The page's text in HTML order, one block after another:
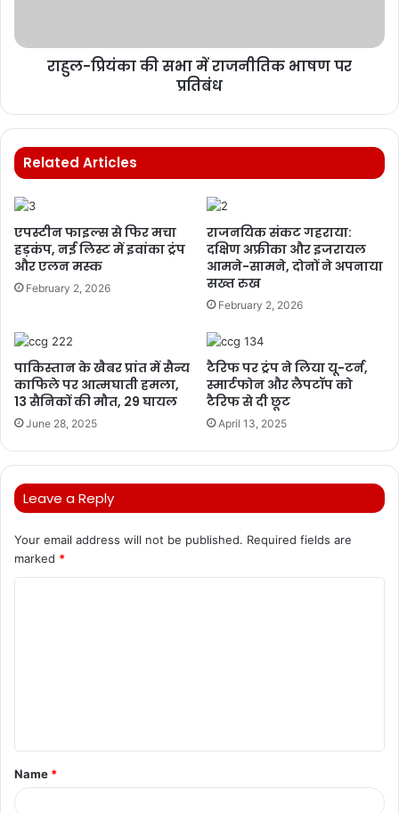
राहुल-प्रियंका की सभा में राजनीतिक भाषण पर
प्रतिबंध
Related Articles
एपस्टीन फाइल्स से फिर मचा
हड़कंप, नई लिस्ट में इवांका ट्रंप
और एलन मस्क
February 2, 2026
राजनयिक संकट गहराया:
दक्षिण अफ्रीका और इजरायल
आमने-सामने, दोनों ने अपनाया
सख्त रुख
February 2, 2026
पाकिस्तान के खैबर प्रांत में सैन्य
काफिले पर आत्मघाती हमला,
13 सैनिकों की मौत, 29 घायल
June 28, 2025
टैरिफ पर ट्रंप ने लिया यू-टर्न,
स्मार्टफोन और लैपटॉप को
टैरिफ से दी छूट
April 13, 2025
Leave a Reply
Your email address will not be published. Required fields are
marked *
t
*
Name *